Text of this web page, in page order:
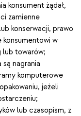
konsument żądał,
zamienne
konserwacji, prawo
konsumentowi w
lub towarów;
nagrania
komputerowe
jeżeli
lub czasopism, z